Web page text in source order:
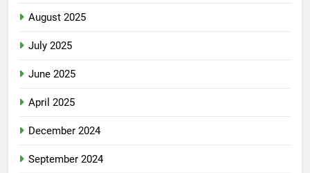
August 2025
July 2025
June 2025
April 2025
December 2024
September 2024